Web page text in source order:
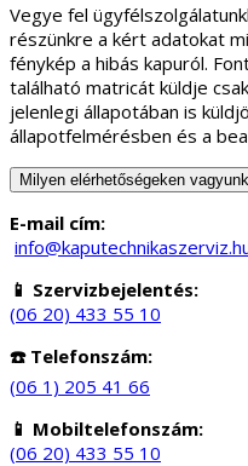
Vegye fel
részünkre a kért adatokat
fénykép a hibás kapuról.
található matricát küldje
jelenlegi állapotában is
állapotfelmérésben és a
Milyen elérhetőségeken
E-mail cím:
📱 Szervizbejelentés:
(06 20) 433 55 10
☎️ Telefonszám:
(06 1) 205 41 66
📱 Mobiltelefonszám:
(06 20) 433 55 10